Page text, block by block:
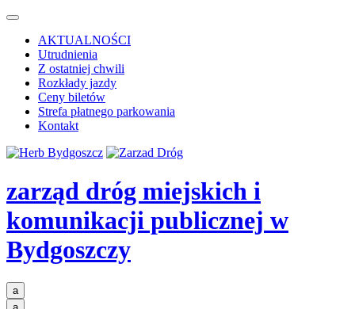
AKTUALNOŚCI
Utrudnienia
Z ostatniej chwili
Rozkłady jazdy
Ceny biletów
Strefa płatnego parkowania
Kontakt
zarząd dróg miejskich i
komunikacji publicznej w
Bydgoszczy
a